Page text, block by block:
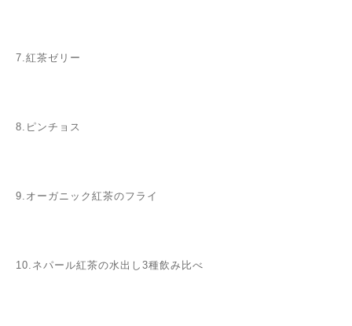
7.紅茶ゼリー
8.ピンチョス
9.オーガニック紅茶のフライ
10.ネパール紅茶の水出し3種飲み比べ